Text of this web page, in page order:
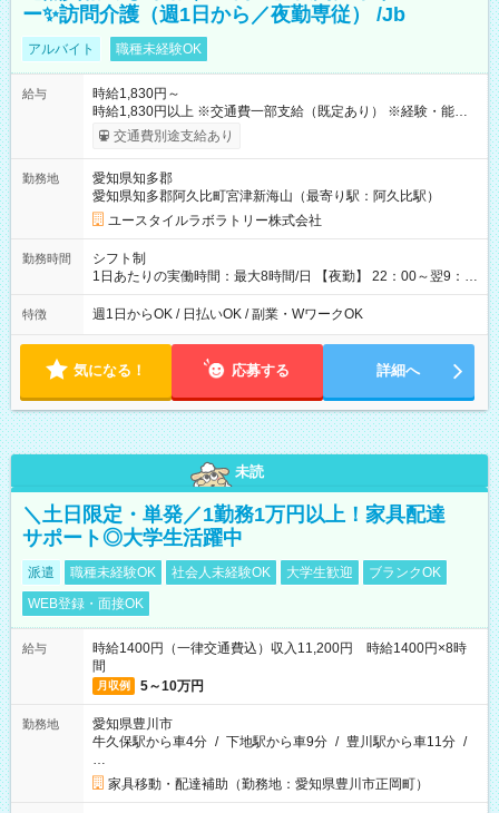
ー✨訪問介護（週1日から／夜勤専従） /Jb
アルバイト 職種未経験OK
給与
時給1,830円～
時給1,830円以上 ※交通費一部支給（既定あり） ※経験・能力を
考慮して決定します 【収入例】 週1回勤務の場合：1,830円×8時
間×4回=5万8,560円 週3回勤務の場合：1,830円×8時間×12回
月 ※ 雇用形態と給与に、本採用時と異なる部分があります。 雇
用形態：本採用時と同じです。 給与：時給 1,570円以上
交通費別途支給あり
勤務地
愛知県知多郡
愛知県知多郡阿久比町宮津新海山（最寄り駅：阿久比駅）
ユースタイルラボラトリー株式会社
勤務時間
シフト制
1日あたりの実働時間：最大8時間/日 【夜勤】 22：00～翌9：
00 ※週1日～OK ／ 夜勤専従 ＊＊ 勤務時間例 ＊＊ ■22時か
ら翌7時 ■23時から翌8時 ■24時から翌9時 など ※上記の時間
ます。 ※曜日固定（毎週同じ曜日での勤務となります）
特徴 週1日からOK / 日払いOK / 副業・WワークOK
気になる！ 応募する 詳細へ
未読
＼土日限定・単発／1勤務1万円以上！家具配達
サポート◎大学生活躍中
派遣 職種未経験OK 社会人未経験OK 大学生歓迎
ブランクOK
WEB登録・面接OK
給与
時給1400円（一律交通費込）収入11,200円 時給1400円×8時
間
月収例 5～10万円
勤務地
愛知県豊川市
牛久保駅から車4分 / 下地駅から車9分 / 豊川駅から車11分 /
…
家具移動・配達補助（勤務地：愛知県豊川市正岡町）